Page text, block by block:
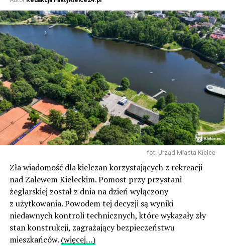
fot. Urząd Miasta Kielce
Zła wiadomość dla kielczan korzystających z rekreacji
nad Zalewem Kieleckim. Pomost przy przystani
żeglarskiej został z dnia na dzień wyłączony
z użytkowania. Powodem tej decyzji są wyniki
niedawnych kontroli technicznych, które wykazały zły
stan konstrukcji, zagrażający bezpieczeństwu
mieszkańców. (więcej…)